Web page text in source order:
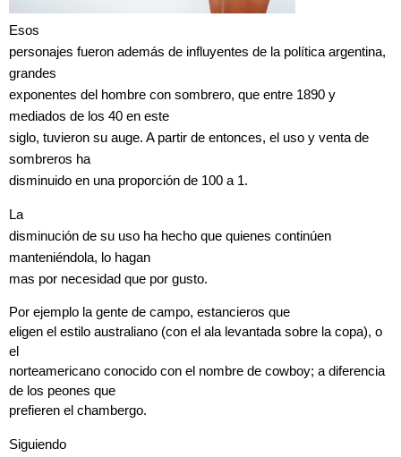
Esos
personajes fueron además de influyentes de la política argentina,
grandes
exponentes del hombre con sombrero, que entre 1890 y
mediados de los 40 en este
siglo, tuvieron su auge. A partir de entonces, el uso y venta de
sombreros ha
disminuido en una proporción de 100 a 1.
La
disminución de su uso ha hecho que quienes continúen
manteniéndola, lo hagan
mas por necesidad que por gusto.
Por ejemplo la gente de campo, estancieros que
eligen el estilo australiano (con el ala levantada sobre la copa), o
el
norteamericano conocido con el nombre de cowboy; a diferencia
de los peones que
prefieren el chambergo.
Siguiendo